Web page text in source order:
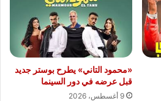
«محمود التاني» يطرح بوستر جديد
قبل عرضه في دور السينما
9 أغسطس، 2026